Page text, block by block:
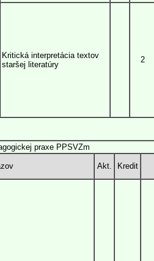
Kritická interpretácia textov
staršej literatúry
2
praxe PPSVZm
Akt. Kredit